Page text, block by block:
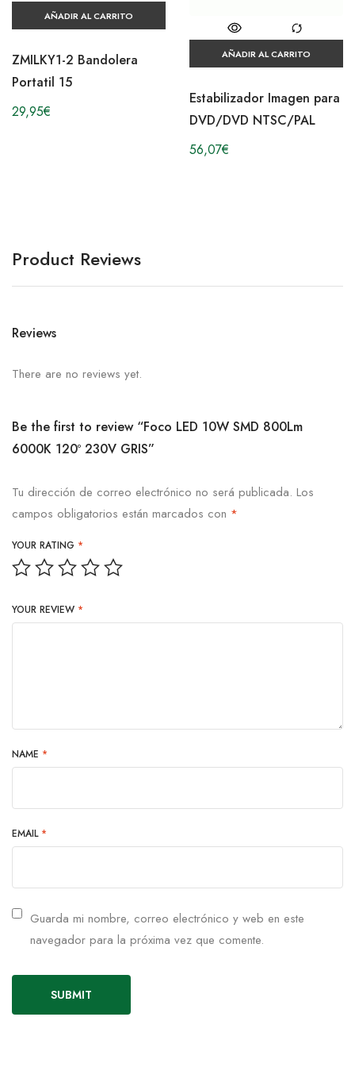
AÑADIR AL CARRITO
ZMILKY1-2 Bandolera
Portatil 15
29,95€
AÑADIR AL CARRITO
Estabilizador Imagen para
DVD/DVD NTSC/PAL
56,07€
Product Reviews
Reviews
There are no reviews yet.
Be the first to review “Foco LED 10W SMD 800Lm
6000K 120º 230V GRIS”
Tu dirección de correo electrónico no será publicada. Los
campos obligatorios están marcados con *
YOUR RATING *
YOUR REVIEW *
NAME *
EMAIL *
Guarda mi nombre, correo electrónico y web en este
navegador para la próxima vez que comente.